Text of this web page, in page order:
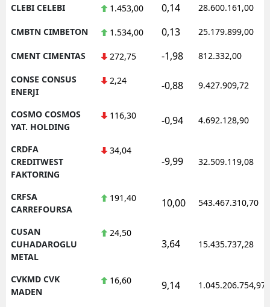
CLEBI CELEBI 1.453,00 0,14 28.600.161,00
CMBTN CIMBETON 1.534,00 0,13 25.179.899,00
CMENT CIMENTAS 272,75 -1,98 812.332,00
CONSE CONSUS
ENERJI
2,24 -0,88 9.427.909,72
COSMO COSMOS
YAT. HOLDING
116,30 -0,94 4.692.128,90
CRDFA
CREDITWEST
FAKTORING
34,04
-9,99 32.509.119,08
CRFSA
CARREFOURSA
191,40 10,00 543.467.310,70
CUSAN
CUHADAROGLU
METAL
24,50
3,64 15.435.737,28
CVKMD CVK
MADEN
16,60 9,14 1.045.206.754,97